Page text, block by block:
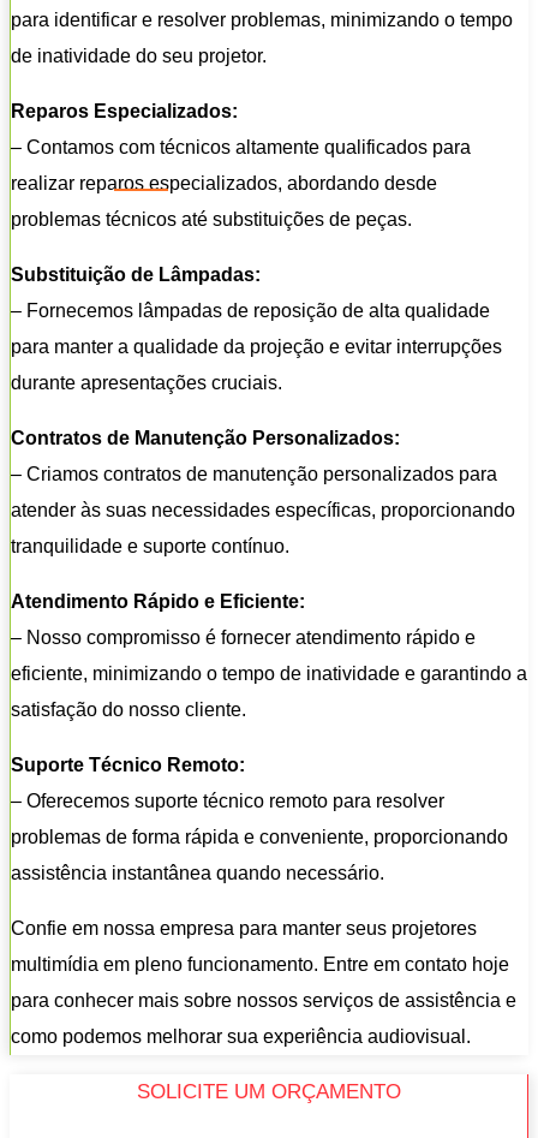
para identificar e resolver problemas, minimizando o tempo
de inatividade do seu projetor.
Reparos Especializados:
– Contamos com técnicos altamente qualificados para
realizar reparos especializados, abordando desde
problemas técnicos até substituições de peças.
Substituição de Lâmpadas:
– Fornecemos lâmpadas de reposição de alta qualidade
para manter a qualidade da projeção e evitar interrupções
durante apresentações cruciais.
Contratos de Manutenção Personalizados:
– Criamos contratos de manutenção personalizados para
atender às suas necessidades específicas, proporcionando
tranquilidade e suporte contínuo.
Atendimento Rápido e Eficiente:
– Nosso compromisso é fornecer atendimento rápido e
eficiente, minimizando o tempo de inatividade e garantindo a
satisfação do nosso cliente.
Suporte Técnico Remoto:
– Oferecemos suporte técnico remoto para resolver
problemas de forma rápida e conveniente, proporcionando
assistência instantânea quando necessário.
Confie em nossa empresa para manter seus projetores
multimídia em pleno funcionamento. Entre em contato hoje
para conhecer mais sobre nossos serviços de assistência e
como podemos melhorar sua experiência audiovisual.
SOLICITE UM ORÇAMENTO